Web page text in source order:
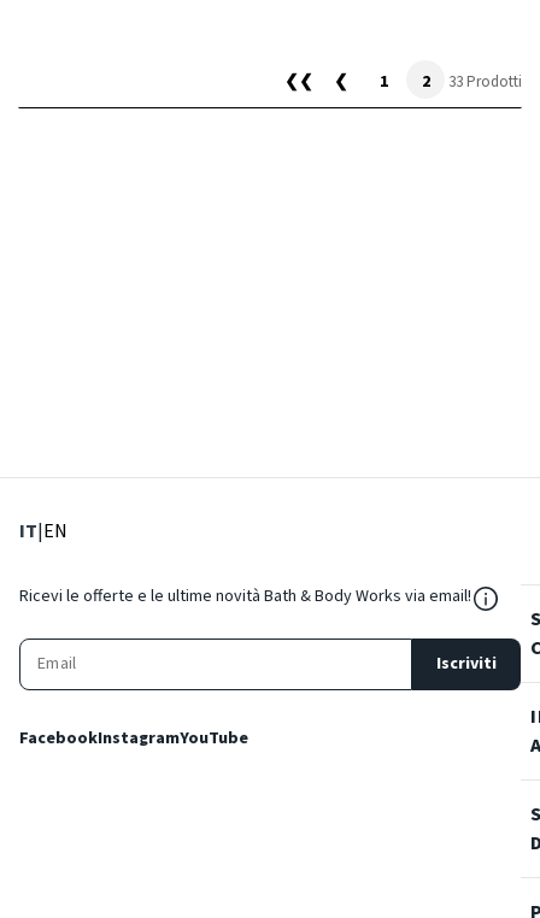
❮❮ ❮ 1 2 33 Prodotti
IT: Lingua corrente
|EN
Ricevi le offerte e le ultime novità Bath & Body Works via email!
Iscriviti
FacebookInstagramYouTube